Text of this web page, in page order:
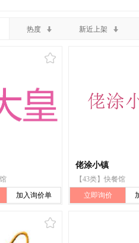
热度 新近上架
加入询价单
佬涂小镇
【43类】快餐馆
立即询价